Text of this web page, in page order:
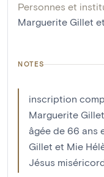
Personnes et
Marguerite Gillet
NOTES
inscription
Marguerite
âgée de 66 ans
Gillet et Mie
Jésus